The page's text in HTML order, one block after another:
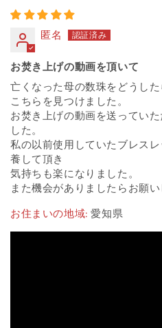
匿名
お焚き上げの動画を頂いて
亡くなった母の数珠をどうし
こちらを見つけました。
お焚き上げの動画を送ってい
した。
私の以前使用していたブレス
養して頂き
気持ちも楽になりました。
また機会がありましたらお願い
お住まいの地域: 愛知県